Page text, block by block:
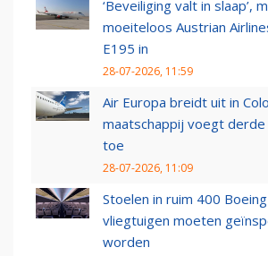
‘Beveiliging valt in slaap’,
moeiteloos Austrian
E195 in
28-07-2026, 11:59
Air Europa breidt uit in
maatschappij voegt
toe
28-07-2026, 11:09
Stoelen in ruim 400
vliegtuigen moeten
worden